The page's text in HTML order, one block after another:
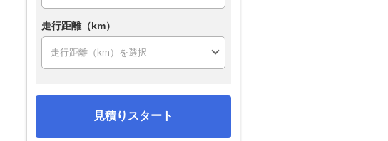
走行距離（km）
見積りスタート